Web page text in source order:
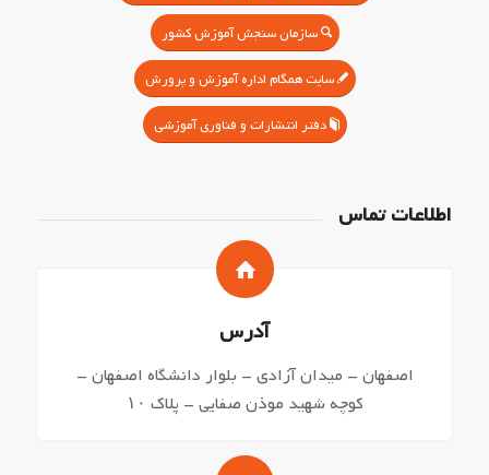
سازمان سنجش آموزش کشور
سایت همگام اداره آموزش و پرورش
دفتر انتشارات و فناوری آموزشی
اطلاعات تماس
آدرس
اصفهان – میدان آزادی – بلوار دانشگاه اصفهان –
کوچه شهید موذن صفایی – پلاک ۱۰